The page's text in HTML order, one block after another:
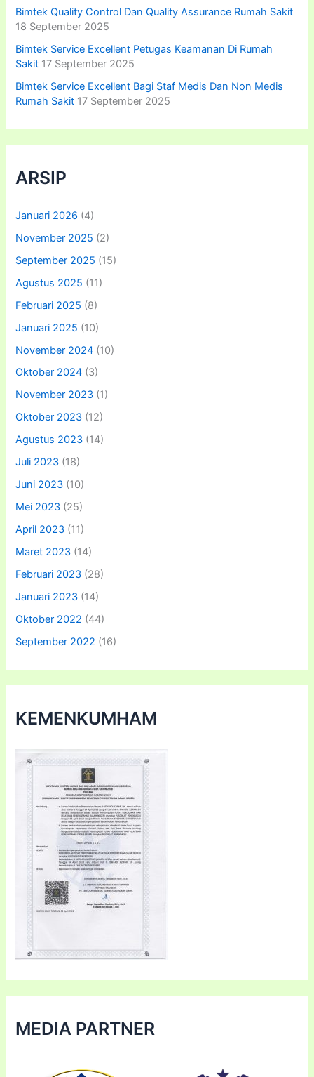
Bimtek Quality Control Dan Quality Assurance Rumah Sakit
18 September 2025
Bimtek Service Excellent Petugas Keamanan Di Rumah
Sakit 17 September 2025
Bimtek Service Excellent Bagi Staf Medis Dan Non Medis
Rumah Sakit 17 September 2025
ARSIP
Januari 2026 (4)
November 2025 (2)
September 2025 (15)
Agustus 2025 (11)
Februari 2025 (8)
Januari 2025 (10)
November 2024 (10)
Oktober 2024 (3)
November 2023 (1)
Oktober 2023 (12)
Agustus 2023 (14)
Juli 2023 (18)
Juni 2023 (10)
Mei 2023 (25)
April 2023 (11)
Maret 2023 (14)
Februari 2023 (28)
Januari 2023 (14)
Oktober 2022 (44)
September 2022 (16)
KEMENKUMHAM
MEDIA PARTNER